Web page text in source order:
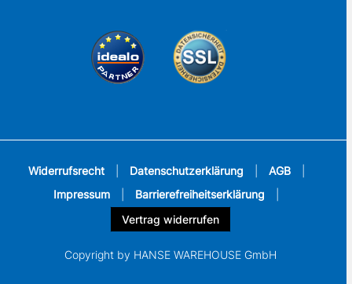
Widerrufsrecht Datenschutzerklärung AGB
Impressum
Barrierefreiheitserklärung
Vertrag widerrufen
Copyright by HANSE WAREHOUSE GmbH